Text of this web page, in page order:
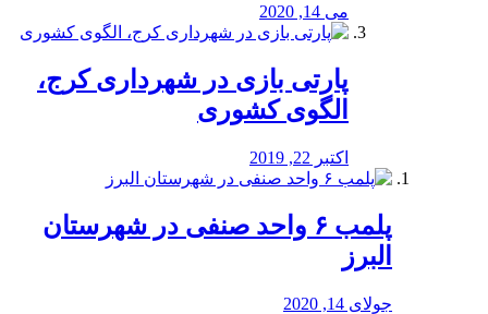
می 14, 2020
پارتی بازی در شهرداری کرج،
الگوی کشوری
اکتبر 22, 2019
پلمب ۶ واحد صنفی در شهرستان
البرز
جولای 14, 2020